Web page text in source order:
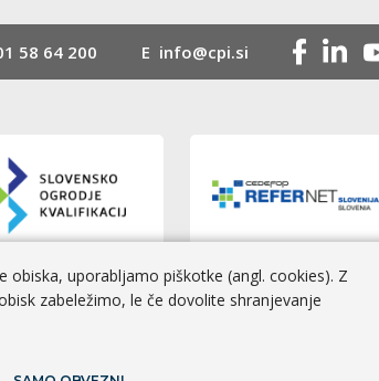
58 64 200 E info@cpi.si
BOSKO
uporabljamo piškotke (angl. cookies). Z
zabeležimo, le če dovolite shranjevanje